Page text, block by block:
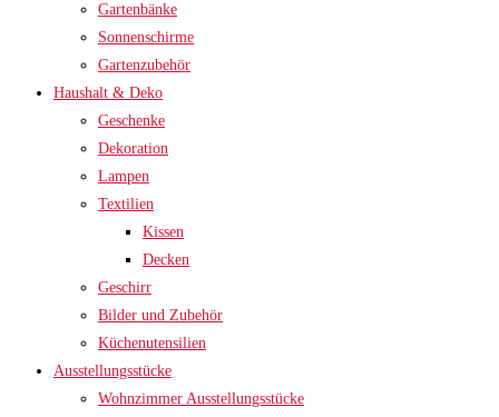
Gartenbänke
Sonnenschirme
Gartenzubehör
Haushalt & Deko
Geschenke
Dekoration
Lampen
Textilien
Kissen
Decken
Geschirr
Bilder und Zubehör
Küchenutensilien
Ausstellungsstücke
Wohnzimmer Ausstellungsstücke